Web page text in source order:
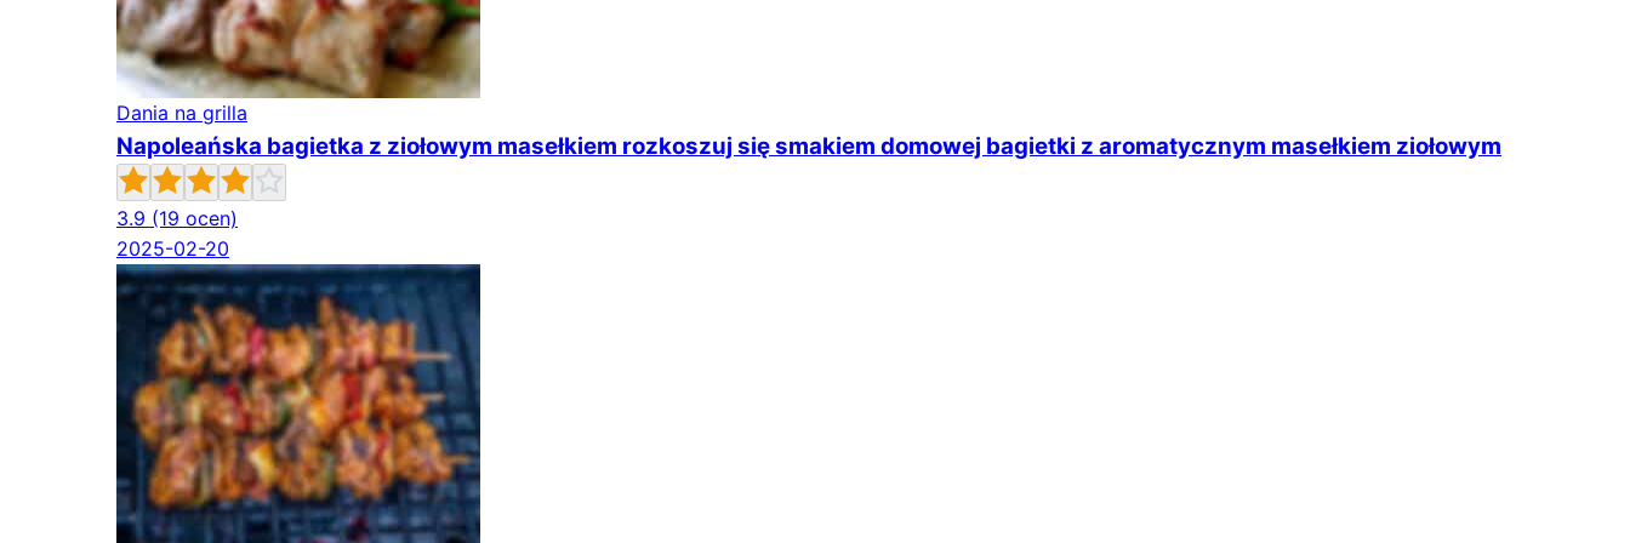
Dania na grilla
Napoleańska bagietka z ziołowym masełkiem rozkoszuj się smakiem domowej bagietki z aromatycznym masełkiem ziołowym
3.9 (19 ocen)
2025-02-20